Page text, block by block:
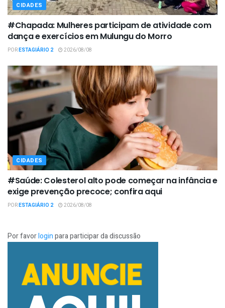
CIDADES
#Chapada: Mulheres participam de atividade com
dança e exercícios em Mulungu do Morro
PORESTAGIÁRIO 2 2026/08/08
CIDADES
#Saúde: Colesterol alto pode começar na infância e
exige prevenção precoce; confira aqui
PORESTAGIÁRIO 2 2026/08/08
Por favorloginpara participar da discussão